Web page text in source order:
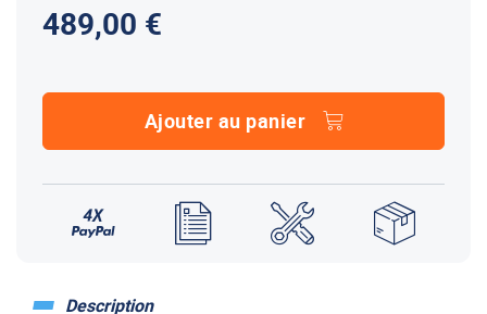
489,00 €
Ajouter au panier
Description